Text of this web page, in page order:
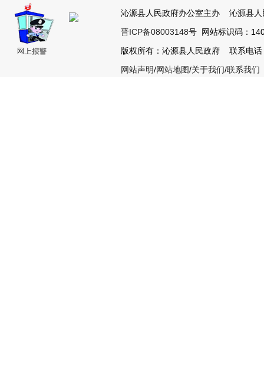
沁源县人民政府办公室主办 沁源县
晋ICP备08003148号 网站标识码：
版权所有：沁源县人民政府 联系电
网站声明/网站地图/关于我们/联系我们